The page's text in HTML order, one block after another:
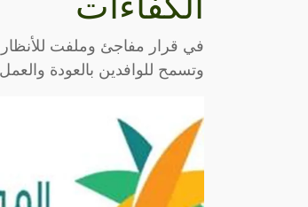
وتسمح للوافدين بالعودة